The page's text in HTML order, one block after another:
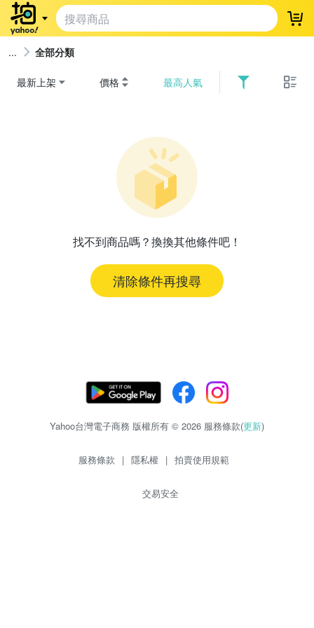
登
全部分類
最新上架 價格 最高人氣
找不到商品嗎？換換其他條件吧！
清除條件再搜尋
Yahoo台灣電子商務 版權所有 © 2026 服務條款(更新)
服務條款 | 隱私權 | 拍賣使用規範
交易安全